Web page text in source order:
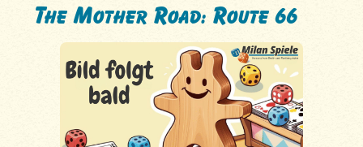
The Mother Road: Route 66